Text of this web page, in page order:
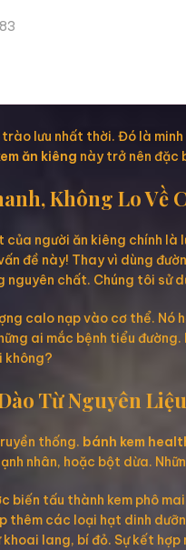
lưu nhất thời. Đó là
ăn kiêng này trở nên đặc
Không Lo Về
người ăn kiêng chính
đề này! Thay vì dùng
chất. Chúng tôi sử
calo nạp vào cơ thể.
ai mắc bệnh tiểu
không?
Từ Nguyên
thống. bánh kem
nhân, hoặc bột dừa.
biến tấu thành kem phô
các loại hạt dinh
lang, bí đỏ. Sự kết